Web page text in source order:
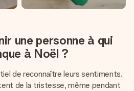
une personne à qui
à Noël ?
de reconnaître leurs sentiments.
de la tristesse, même pendant